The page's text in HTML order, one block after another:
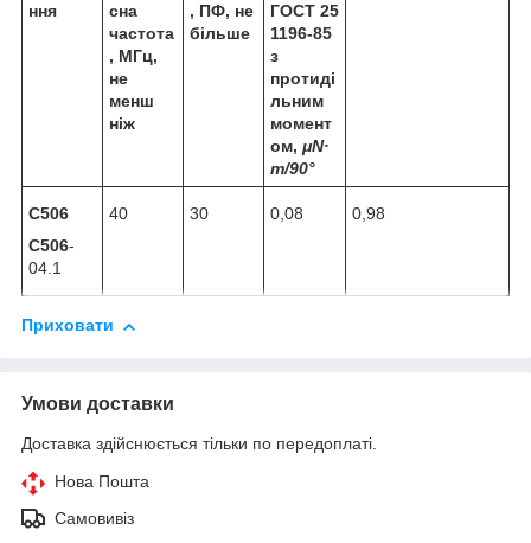
ння
сна
частота
, МГц,
не
менш
ніж
, ПФ, не
більше
ГОСТ 25
1196-85
з
протиді
льним
момент
ом, μN·
m/90°
С506
С506-
04.1
40 30 0,08 0,98
Приховати
Умови доставки
Доставка здійснюється тільки по передоплаті.
Нова Пошта
Самовивіз